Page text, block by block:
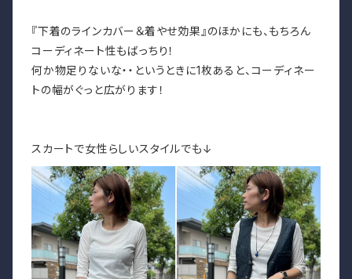
『下着のラインカバー＆着やせ効果』のほかにも、もちろん
コーディネート性もばっちり！
何か物足りないな・・というときに1枚あると、コーディネー
トの幅がぐっと広がります！
スカートで女性らしいスタイルでも↓